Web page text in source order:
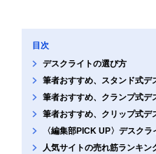
目次
デスクライトの選び方
筆者おすすめ、スタンド式デ
筆者おすすめ、クランプ式デ
筆者おすすめ、クリップ式デ
〈編集部PICK UP〉デスク
人気サイトの売れ筋ランキン